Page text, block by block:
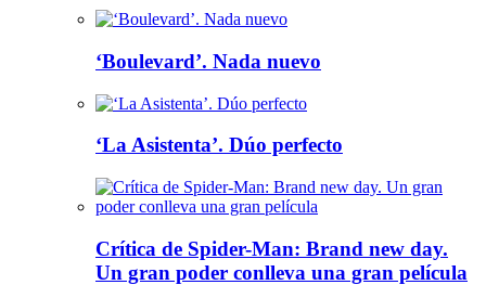
‘Boulevard’. Nada nuevo
‘La Asistenta’. Dúo perfecto
Crítica de Spider-Man: Brand new day.
Un gran poder conlleva una gran película